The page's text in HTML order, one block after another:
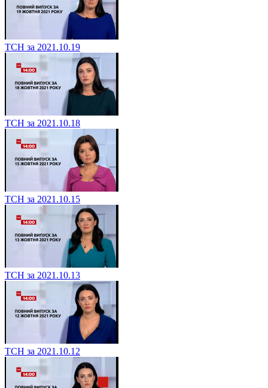
ТСН за 2021.10.19
ТСН за 2021.10.18
ТСН за 2021.10.15
ТСН за 2021.10.13
ТСН за 2021.10.12